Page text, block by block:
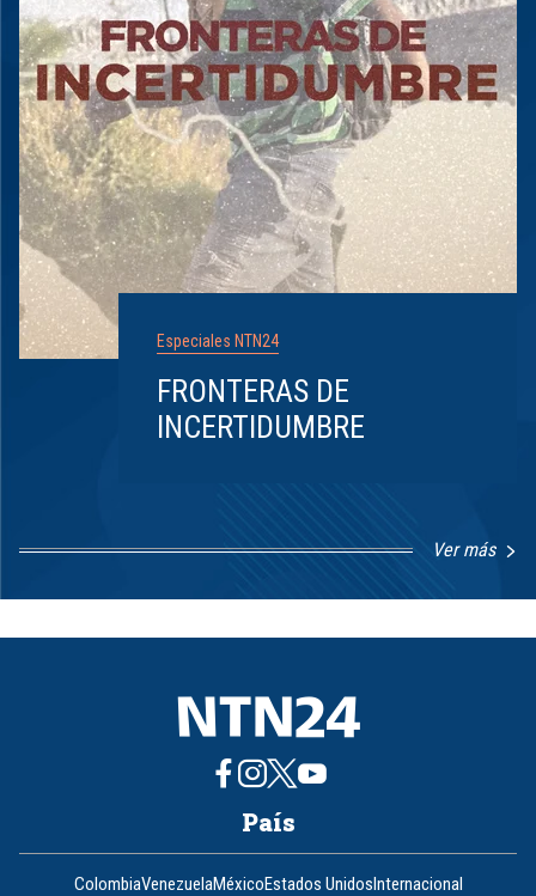
Especiales NTN24
FRONTERAS DE
INCERTIDUMBRE
Ver más
1
8
País
ColombiaVenezuelaMéxicoEstados UnidosInternacional